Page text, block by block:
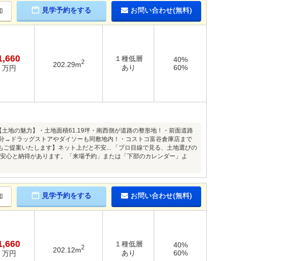
見学予約をする お問い合わせ(無料)
万円 202.29m2
１種低層
あり
40%
60%
地の魅力】・土地面積61.19坪・南西側が道路の整形地！・前面道路
→ドラッグストアやダイソーも同敷地内！・コストコ富谷倉庫店まで
提案いたします】ネット上だと不安... 「プロ目線で見る、土地選びの
心と納得があります。「来場予約」または「下部のカレンダー」よ
見学予約をする お問い合わせ(無料)
万円 202.12m2
１種低層
あり
40%
60%